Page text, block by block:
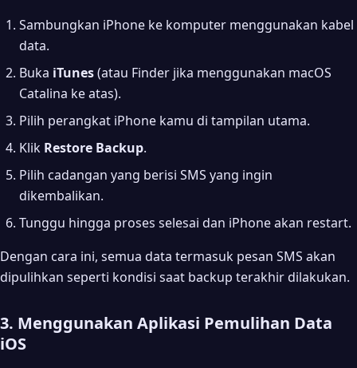
Sambungkan iPhone ke komputer menggunakan kabel
data.
Buka iTunes(atau Finder jika menggunakan macOS
Catalina ke atas).
Pilih perangkat iPhone kamu di tampilan utama.
Klik Restore Backup.
Pilih cadangan yang berisi SMS yang ingin
dikembalikan.
Tunggu hingga proses selesai dan iPhone akan restart.
Dengan cara ini, semua data termasuk pesan SMS akan
dipulihkan seperti kondisi saat backup terakhir dilakukan.
3. Menggunakan Aplikasi Pemulihan Data
iOS